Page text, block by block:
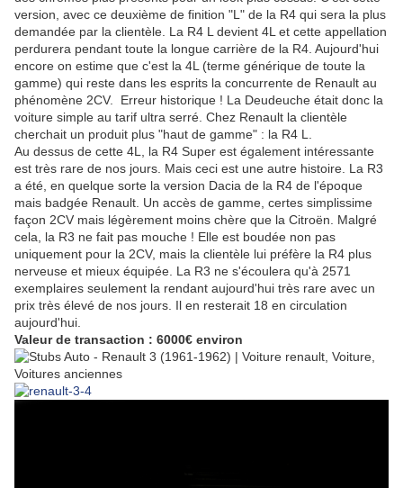
version, avec ce deuxième de finition "L" de la R4 qui sera la plus
demandée par la clientèle. La R4 L devient 4L et cette appellation
perdurera pendant toute la longue carrière de la R4. Aujourd'hui
encore on estime que c'est la 4L (terme générique de toute la
gamme) qui reste dans les esprits la concurrente de Renault au
phénomène 2CV. Erreur historique ! La Deudeuche était donc la
voiture simple au tarif ultra serré. Chez Renault la clientèle
cherchait un produit plus "haut de gamme" : la R4 L.
Au dessus de cette 4L, la R4 Super est également intéressante
est très rare de nos jours. Mais ceci est une autre histoire. La R3
a été, en quelque sorte la version Dacia de la R4 de l'époque
mais badgée Renault. Un accès de gamme, certes simplissime
façon 2CV mais légèrement moins chère que la Citroën. Malgré
cela, la R3 ne fait pas mouche ! Elle est boudée non pas
uniquement pour la 2CV, mais la clientèle lui préfère la R4 plus
nerveuse et mieux équipée. La R3 ne s'écoulera qu'à 2571
exemplaires seulement la rendant aujourd'hui très rare avec un
prix très élevé de nos jours. Il en resterait 18 en circulation
aujourd'hui.
Valeur de transaction : 6000€ environ